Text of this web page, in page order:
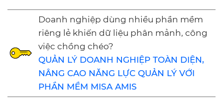
Doanh nghiệp dùng nhiều phần mềm
riêng lẻ khiến dữ liệu phân mảnh, công
việc chồng chéo?
QUẢN LÝ DOANH NGHIỆP TOÀN DIỆN,
NÂNG CAO NĂNG LỰC QUẢN LÝ VỚI
PHẦN MỀM MISA AMIS